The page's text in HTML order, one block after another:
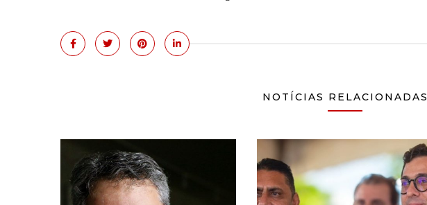
NOTÍCIAS RELACIONADAS